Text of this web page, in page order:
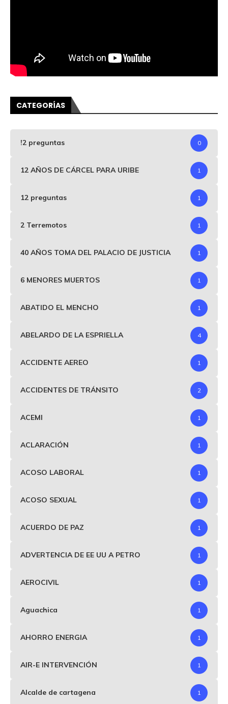
CATEGORÍAS
!2 preguntas 0
12 AÑOS DE CÁRCEL PARA URIBE 1
12 preguntas 1
2 Terremotos 1
40 AÑOS TOMA DEL PALACIO DE JUSTICIA 1
6 MENORES MUERTOS 1
ABATIDO EL MENCHO 1
ABELARDO DE LA ESPRIELLA 4
ACCIDENTE AEREO 1
ACCIDENTES DE TRÁNSITO 2
ACEMI 1
ACLARACIÓN 1
ACOSO LABORAL 1
ACOSO SEXUAL 1
ACUERDO DE PAZ 1
ADVERTENCIA DE EE UU A PETRO 1
AEROCIVIL 1
Aguachica 1
AHORRO ENERGIA 1
AIR-E INTERVENCIÓN 1
Alcalde de cartagena 1